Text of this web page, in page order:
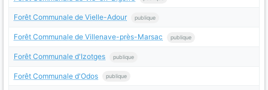
Forêt Communale de Vielle-Adour publique
Forêt Communale de Villenave-près-Marsac publique
Forêt Communale d'Izotges publique
Forêt Communale d'Odos publique